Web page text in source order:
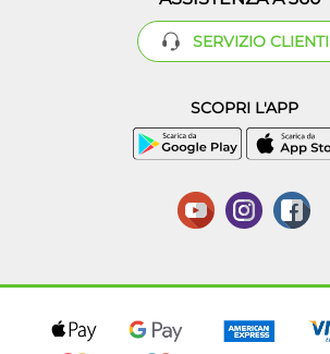
SERVIZIO CLIENTI
SCOPRI L'APP